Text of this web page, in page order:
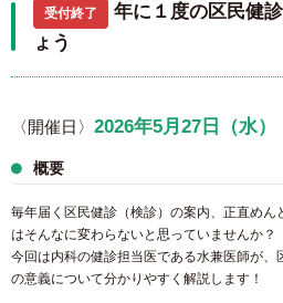
受付終了
年に１度の区民健
ょう
〈開催日〉 2026年5月27日（水）
概要
毎年届く区民健診（検診）の案内、正直め
はそんなに変わらないと思っていませんか？
今回は内科の健診担当医である水兼医師が、
の意義について分かりやすく解説します！